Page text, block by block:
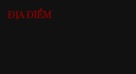
ĐỊA ĐIỂM